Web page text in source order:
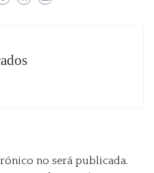
no será publicada.